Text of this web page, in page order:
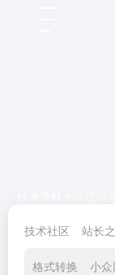
计师，还是技术
技术社区 站长
格式转换 小